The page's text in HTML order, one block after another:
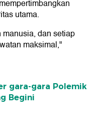
utama.
dan setiap
maksimal,"
gara-gara Polemik
Begini